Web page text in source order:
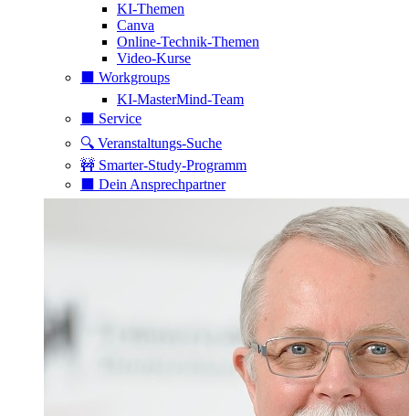
KI-Themen
Canva
Online-Technik-Themen
Video-Kurse
⬛️ Workgroups
KI-MasterMind-Team
⬛️ Service
🔍 Veranstaltungs-Suche
🚧 Smarter-Study-Programm
⬛️ Dein Ansprechpartner